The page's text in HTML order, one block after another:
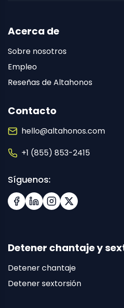
Acerca de
Sobre nosotros
Empleo
Reseñas de Altahonos
Contacto
hello@altahonos.com
+1 (855) 853-2415
Síguenos:
Facebook
LinkedInInstagramX (Twitter)
Detener chantaje y
Detener chantaje
Detener sextorsión